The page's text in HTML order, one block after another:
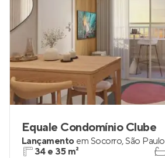
Equale Condomínio Clube
Lançamento em Socorro,São Paulo
34 e 35 m²